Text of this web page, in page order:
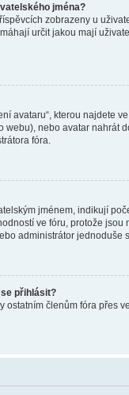
jména?
zobrazeny u
určit jakou mají
avataru“, kterou najdete
nebo avatar nahrát
fóra.
jménem, indikují
ve fóru, protože
administrátor jednoduše
přihlásit?
členům fóra přes